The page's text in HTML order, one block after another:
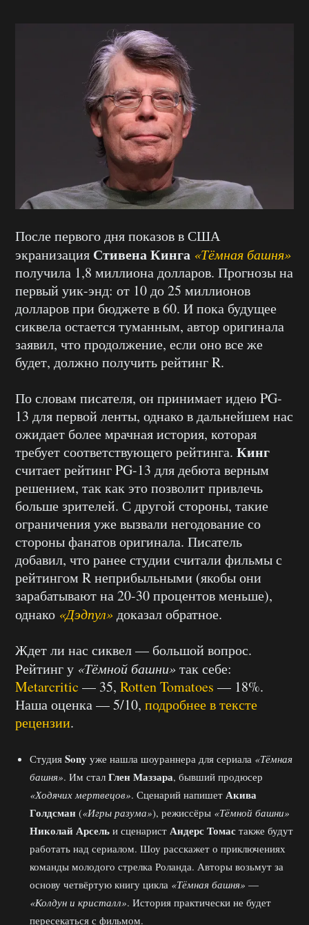
После первого дня показов в США
экранизация Стивена Кинга «Тёмная башня»
получила 1,8 миллиона долларов. Прогнозы на
первый уик-энд: от 10 до 25 миллионов
долларов при бюджете в 60. И пока будущее
сиквела остается туманным, автор оригинала
заявил, что продолжение, если оно все же
будет, должно получить рейтинг R.
По словам писателя, он принимает идею PG-
13 для первой ленты, однако в дальнейшем нас
ожидает более мрачная история, которая
требует соответствующего рейтинга. Кинг
считает рейтинг PG-13 для дебюта верным
решением, так как это позволит привлечь
больше зрителей. С другой стороны, такие
ограничения уже вызвали негодование со
стороны фанатов оригинала. Писатель
добавил, что ранее студии считали фильмы с
рейтингом R неприбыльными (якобы они
зарабатывают на 20-30 процентов меньше),
однако «Дэдпул»доказал обратное.
Ждет ли нас сиквел — большой вопрос.
Рейтинг у «Тёмной башни»так себе:
Metarcritic — 35, Rotten Tomatoes — 18%.
Наша оценка — 5/10, подробнее в тексте
рецензии.
Студия Sony уже нашла шоураннера для сериала «Тёмная
башня». Им стал Глен Маззара, бывший продюсер
«Ходячих мертвецов». Сценарий напишет Акива
Голдсман («Игры разума»), режиссёры «Тёмной башни»
Николай Арсель и сценарист Андерс Томас также будут
работать над сериалом. Шоу расскажет о приключениях
команды молодого стрелка Роланда. Авторы возьмут за
основу четвёртую книгу цикла «Тёмная башня» —
«Колдун и кристалл». История практически не будет
пересекаться с фильмом.